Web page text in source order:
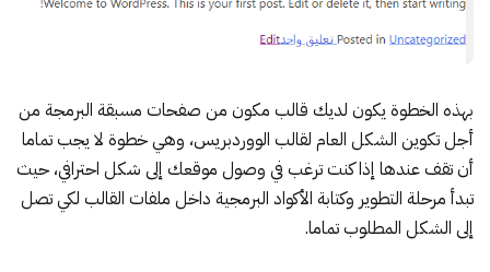
بهذه الخطوة يكون لديك قالب مكون من صفحات مسبقة البرمجة من
أجل تكوين الشكل العام لقالب الووردبريس، وهي خطوة لا يجب تماما
أن تقف عندها إذا كنت ترغب في وصول موقعك إلى شكل احترافي، حيث
تبدأ مرحلة التطوير وكتابة الأكواد البرمجية داخل ملفات القالب لكي تصل
إلى الشكل المطلوب تماما.